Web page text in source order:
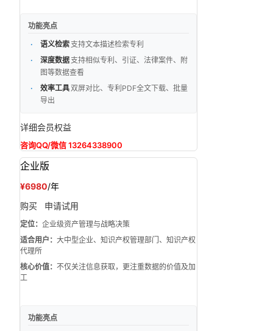
功能亮点
语义检索 支持文本描述检索专利
深度数据 支持相似专利、引证、法律案件、附
图等数据查看
效率工具双屏对比、专利PDF全文下载、批量
导出
详细会员权益
咨询QQ/微信 13264338900
企业版
¥6980/年
购买
申请试用
定位： 企业级资产管理与战略决策
适合用户： 大中型企业、知识产权管理部门、知识产权
代理所
核心价值： 不仅关注信息获取，更注重数据的价值及加
工
功能亮点